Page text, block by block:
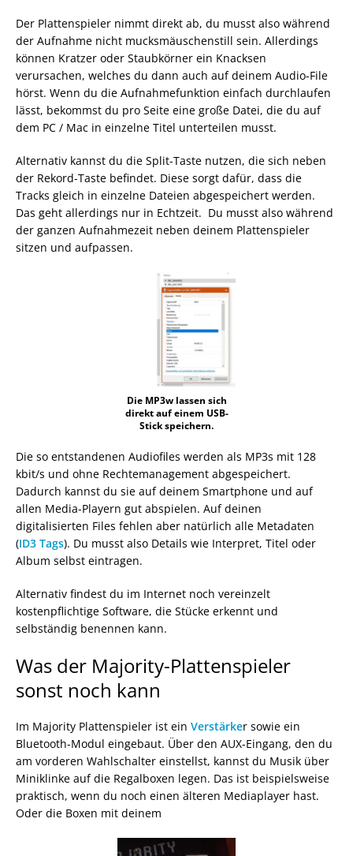
Der Plattenspieler nimmt direkt ab, du musst also während
der Aufnahme nicht mucksmäuschenstill sein. Allerdings
können Kratzer oder Staubkörner ein Knacksen
verursachen, welches du dann auch auf deinem Audio-File
hörst. Wenn du die Aufnahmefunktion einfach durchlaufen
lässt, bekommst du pro Seite eine große Datei, die du auf
dem PC / Mac in einzelne Titel unterteilen musst.
Alternativ kannst du die Split-Taste nutzen, die sich neben
der Rekord-Taste befindet. Diese sorgt dafür, dass die
Tracks gleich in einzelne Dateien abgespeichert werden.
Das geht allerdings nur in Echtzeit. Du musst also während
der ganzen Aufnahmezeit neben deinem Plattenspieler
sitzen und aufpassen.
Die MP3w lassen sich
direkt auf einem USB-
Stick speichern.
Die so entstandenen Audiofiles werden als MP3s mit 128
kbit/s und ohne Rechtemanagement abgespeichert.
Dadurch kannst du sie auf deinem Smartphone und auf
allen Media-Playern gut abspielen. Auf deinen
digitalisierten Files fehlen aber natürlich alle Metadaten
(ID3 Tags). Du musst also Details wie Interpret, Titel oder
Album selbst eintragen.
Alternativ findest du im Internet noch vereinzelt
kostenpflichtige Software, die Stücke erkennt und
selbständig benennen kann.
Was der Majority-Plattenspieler
sonst noch kann
Im Majority Plattenspieler ist ein Verstärker sowie ein
Bluetooth-Modul eingebaut. Über den AUX-Eingang, den du
am vorderen Wahlschalter einstellst, kannst du Musik über
Miniklinke auf die Regalboxen legen. Das ist beispielsweise
praktisch, wenn du noch einen älteren Mediaplayer hast.
Oder die Boxen mit deinem